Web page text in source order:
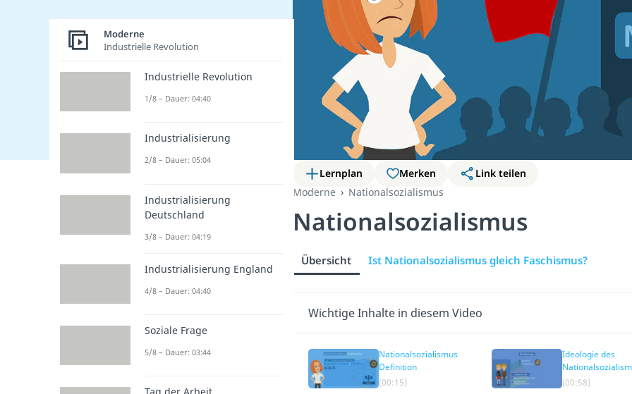
Lernplan Merken
Link teilen
Moderne
Nationalsozialismus
Nationalsozialismus
Übersicht Ist Nationalsozialismus gleich Faschismus?
Wichtige Inhalte in diesem Video
Nationalsozialismus
Definition
(00:15)
Ideologie des
Zusammenfassung
(00:58)
Moderne
Industrielle Revolution
Industrielle Revolution
1/8 – Dauer: 04:40
Industrialisierung
2/8 – Dauer: 05:04
Industrialisierung
Deutschland
3/8 – Dauer: 04:19
Industrialisierung England
4/8 – Dauer: 04:40
Soziale Frage
5/8 – Dauer: 03:44